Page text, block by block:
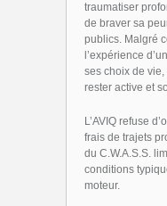
traumatiser
de braver sa
publics. Malgré
l’expérience
ses choix de
rester active et
L’AVIQ refuse
frais de trajets
du C.W.A.S.S.
conditions
moteur.